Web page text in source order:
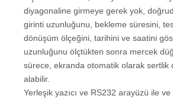
diyagonaline girmeye gerek yok,
girinti uzunluğunu, bekleme süresini,
dönüşüm ölçeğini, tarihini ve saatini
uzunluğunu ölçtükten sonra mercek
sürece, ekranda otomatik olarak sertlik
alabilir.
Yerleşik yazıcı ve RS232 arayüzü ile